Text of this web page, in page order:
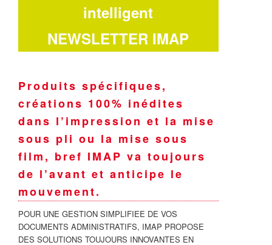
intelligent
NEWSLETTER IMAP
Produits spécifiques,
créations 100% inédites
dans l’impression et la mise
sous pli ou la mise sous
film, bref IMAP va toujours
de l’avant et anticipe le
mouvement.
POUR UNE GESTION SIMPLIFIEE DE VOS
DOCUMENTS ADMINISTRATIFS, IMAP PROPOSE
DES SOLUTIONS TOUJOURS INNOVANTES EN